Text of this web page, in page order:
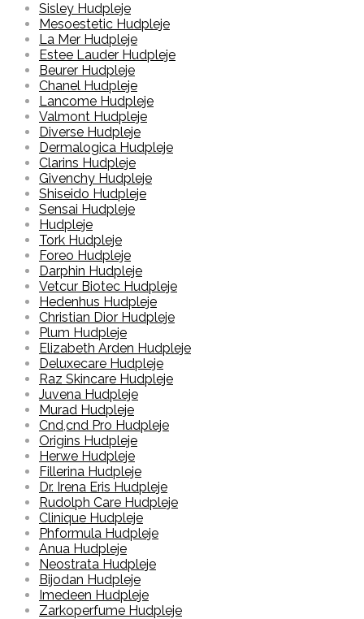
Sisley Hudpleje
Mesoestetic Hudpleje
La Mer Hudpleje
Estee Lauder Hudpleje
Beurer Hudpleje
Chanel Hudpleje
Lancome Hudpleje
Valmont Hudpleje
Diverse Hudpleje
Dermalogica Hudpleje
Clarins Hudpleje
Givenchy Hudpleje
Shiseido Hudpleje
Sensai Hudpleje
Hudpleje
Tork Hudpleje
Foreo Hudpleje
Darphin Hudpleje
Vetcur Biotec Hudpleje
Hedenhus Hudpleje
Christian Dior Hudpleje
Plum Hudpleje
Elizabeth Arden Hudpleje
Deluxecare Hudpleje
Raz Skincare Hudpleje
Juvena Hudpleje
Murad Hudpleje
Cnd,cnd Pro Hudpleje
Origins Hudpleje
Herwe Hudpleje
Fillerina Hudpleje
Dr. Irena Eris Hudpleje
Rudolph Care Hudpleje
Clinique Hudpleje
Phformula Hudpleje
Anua Hudpleje
Neostrata Hudpleje
Bijodan Hudpleje
Imedeen Hudpleje
Zarkoperfume Hudpleje